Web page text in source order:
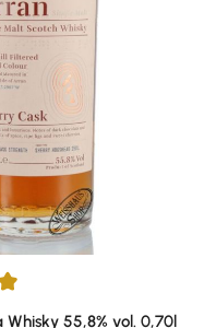
55,8% vol. 0,70l